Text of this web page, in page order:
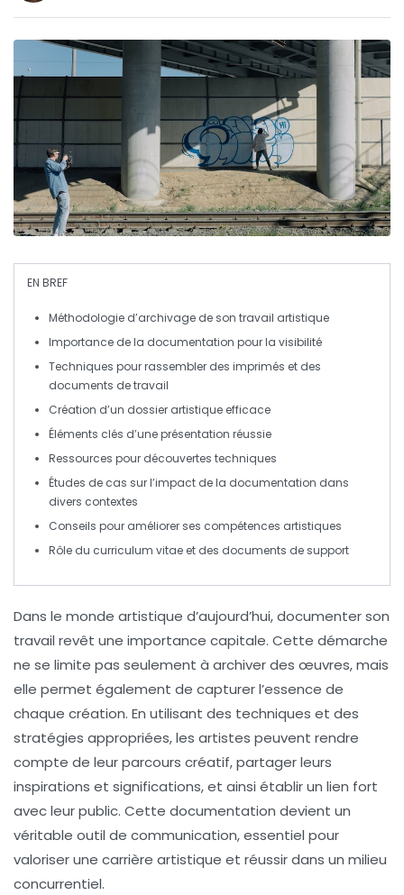
EN BREF
Méthodologie d’archivage de son travail artistique
Importance de la documentation pour la visibilité
Techniques pour rassembler des imprimés et des
documents de travail
Création d’un dossier artistique efficace
Éléments clés d’uneprésentation réussie
Ressources pour découvertes techniques
Études de cas sur l’impact de la documentation dans
divers contextes
Conseils pour améliorer ses compétences artistiques
Rôle du curriculum vitae et des documents de support
Dans le monde artistique d’aujourd’hui,documenterson
travail revêt une importance capitale. Cette démarche
ne se limite pas seulement à archiver des œuvres, mais
elle permet également de capturer l’essence de
chaque création. En utilisant des techniques et des
stratégies appropriées, les artistes peuvent rendre
compte de leur parcours créatif, partager leurs
inspirations et significations, et ainsi établir un lien fort
avec leur public. Cette documentation devient un
véritable outil de communication, essentiel pour
valoriser une carrière artistique et réussir dans un milieu
concurrentiel.